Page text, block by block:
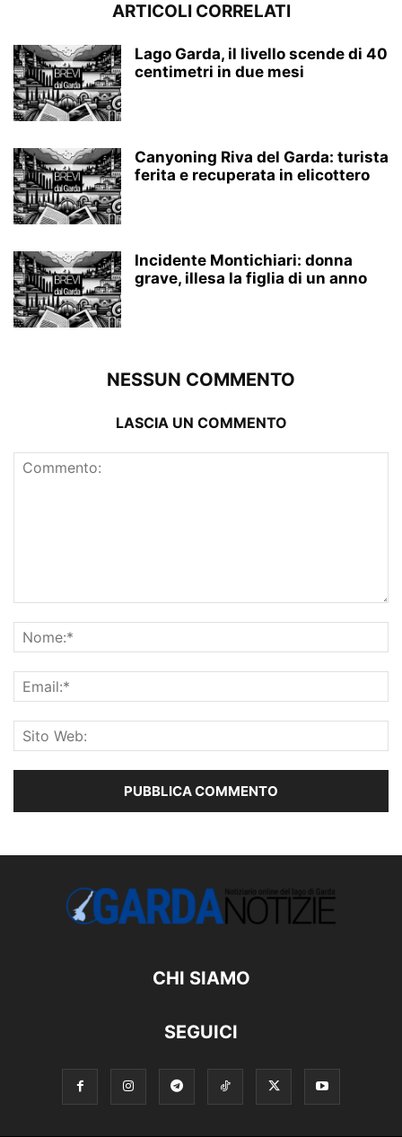
ARTICOLI CORRELATI
Lago Garda, il livello scende di 40
centimetri in due mesi
Canyoning Riva del Garda: turista
ferita e recuperata in elicottero
Incidente Montichiari: donna
grave, illesa la figlia di un anno
NESSUN COMMENTO
LASCIA UN COMMENTO
CHI SIAMO
SEGUICI